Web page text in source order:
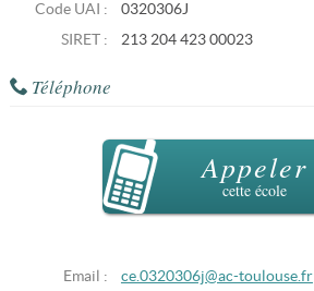
Code UAI :
0320306J
SIRET :
213 204 423 00023
Téléphone
Appeler
cette école
Email : ce.0320306j@ac-toulouse.fr